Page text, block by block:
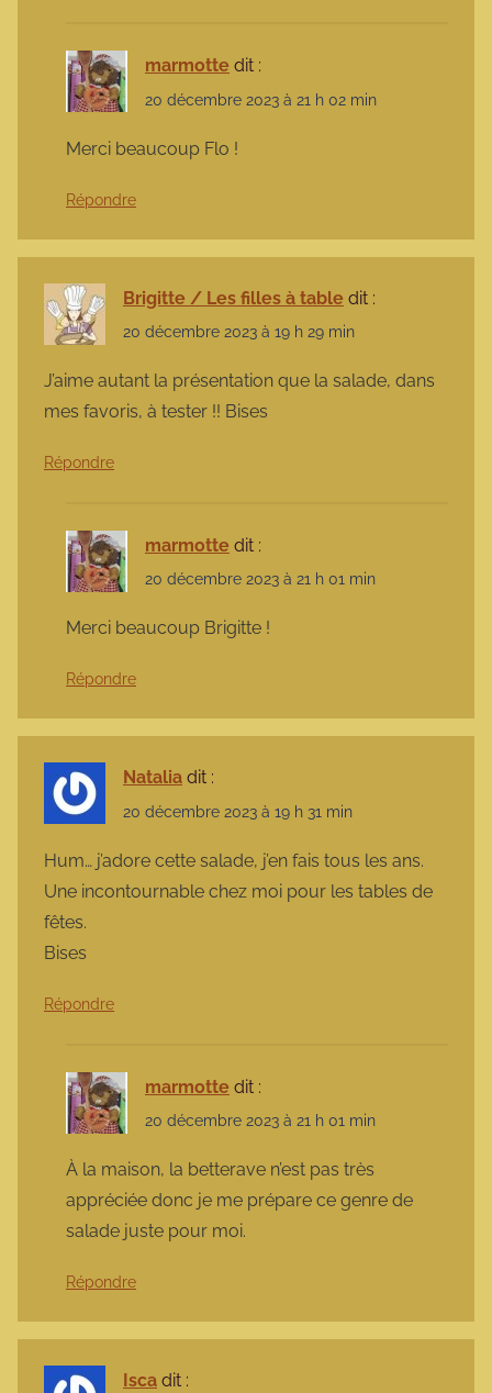
marmotte dit :
20 décembre 2023 à 21 h 02 min
Merci beaucoup Flo !
Répondre
Brigitte / Les filles à table dit :
20 décembre 2023 à 19 h 29 min
J’aime autant la présentation que la salade, dans
mes favoris, à tester !! Bises
Répondre
marmotte dit :
20 décembre 2023 à 21 h 01 min
Merci beaucoup Brigitte !
Répondre
Natalia dit :
20 décembre 2023 à 19 h 31 min
Hum… j’adore cette salade, j’en fais tous les ans.
Une incontournable chez moi pour les tables de
fêtes.
Bises
Répondre
marmotte dit :
20 décembre 2023 à 21 h 01 min
À la maison, la betterave n’est pas très
appréciée donc je me prépare ce genre de
salade juste pour moi.
Répondre
Isca dit :